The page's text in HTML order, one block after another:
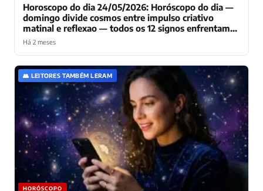
Horoscopo do dia 24/05/2026: Horóscopo do dia —
domingo divide cosmos entre impulso criativo
matinal e reflexao — todos os 12 signos enfrentam
dilema entre acelerar projetos e pausar pra respirar
Há 2 meses
👥 LEITORES TAMBÉM LERAM
HORÓSCOPO